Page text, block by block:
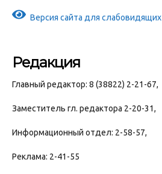
Версия сайта для слабовидящих
Редакция
Главный редактор: 8 (38822) 2-21-67,
Заместитель гл. редактора 2-20-31,
Информационный отдел: 2-58-57,
Реклама: 2-41-55